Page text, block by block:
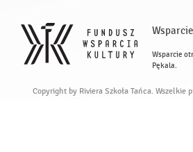
Wsparcie
Pękala.
Copyright by Riviera Szkoła Tańca. Wszelkie